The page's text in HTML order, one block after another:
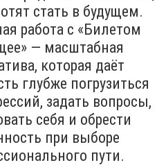
стать в будущем.
работа с «Билетом
— масштабная
которая даёт
глубже погрузиться
задать вопросы,
себя и обрести
при выборе
пути.